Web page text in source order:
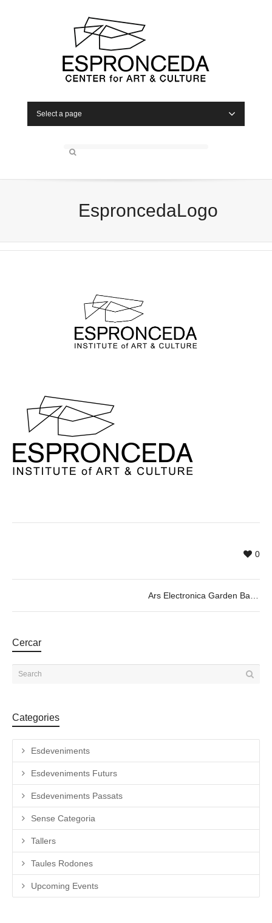
Select a page
EsproncedaLogo
0
Cercar
Categories
Esdeveniments
Esdeveniments Futurs
Esdeveniments Passats
Sense Categoria
Tallers
Taules Rodones
Upcoming Events